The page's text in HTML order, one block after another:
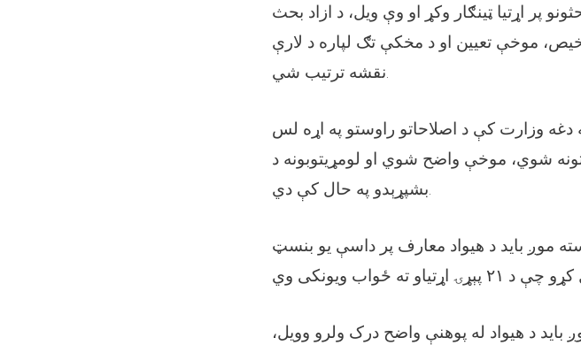
پر اړتیا ټینګار وکړ او وې ویل، د ازاد بحث
موخې تعیین او د مخکې تګ لپاره د لارې
وزارت کې د اصلاحاتو راوستو په اړه لس
شوي، موخې واضح شوي او لومړیتوبونه د
موږ باید د هیواد معارف پر داسې یو بنسټ
د هیواد له پوهنې واضح درک ولرو وویل،